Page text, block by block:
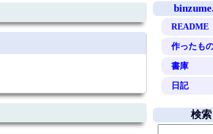
README
作ったも
書庫
日記
検索